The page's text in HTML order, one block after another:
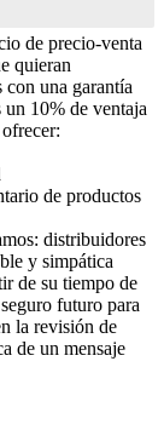
de precio-venta
quieran
una garantía
10% de ventaja
de productos
distribuidores
y simpática
de su tiempo de
futuro para
la revisión de
de un mensaje